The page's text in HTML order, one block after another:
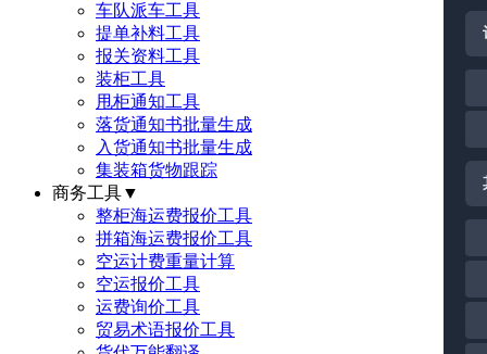
车队派车工具
提单补料工具
报关资料工具
装柜工具
甩柜通知工具
落货通知书批量生成
入货通知书批量生成
集装箱货物跟踪
商务工具▼
整柜海运费报价工具
拼箱海运费报价工具
空运计费重量计算
空运报价工具
运费询价工具
贸易术语报价工具